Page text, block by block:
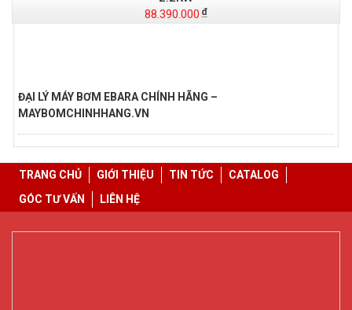
88.390.000
ĐẠI LÝ MÁY BƠM EBARA CHÍNH HÃNG –
MAYBOMCHINHHANG.VN
TRANG CHỦ GIỚI THIỆU TIN TỨC
CATALOG
GÓC TƯ VẤN
LIÊN HỆ